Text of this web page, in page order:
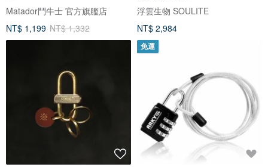
Matador鬥牛士 官方旗艦店
NT$ 1,199 NT$ 1,332
浮雲生物 SOULITE
NT$ 2,984
免運